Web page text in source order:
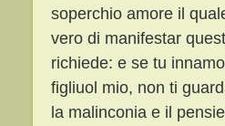
soperchio amore il
vero di manifestar
richiede: e se tu
figliuol mio, non ti
la malinconia e il